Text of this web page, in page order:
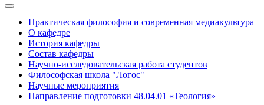
Практическая философия и современная медиакультура
О кафедре
История кафедры
Состав кафедры
Научно-исследовательская работа студентов
Философская школа "Логос"
Научные мероприятия
Направление подготовки 48.04.01 «Теология»